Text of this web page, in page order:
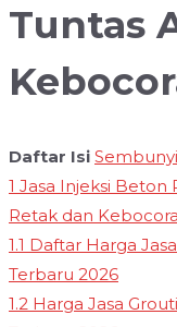
Tuntas
Daftar Isi
1 Jasa Injeksi Beton
Retak dan
1.1 Daftar Harga
Terbaru 2026
1.2 Harga Jasa